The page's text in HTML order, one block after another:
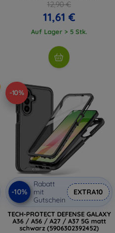
12,90 €
11,61 €
Auf Lager > 5 Stk.
-10%
-10%
Rabatt
mit
Gutschein
EXTRA10
TECH-PROTECT DEFENSE GALAXY
A36 / A56 / A27 / A37 5G matt
schwarz (5906302392452)